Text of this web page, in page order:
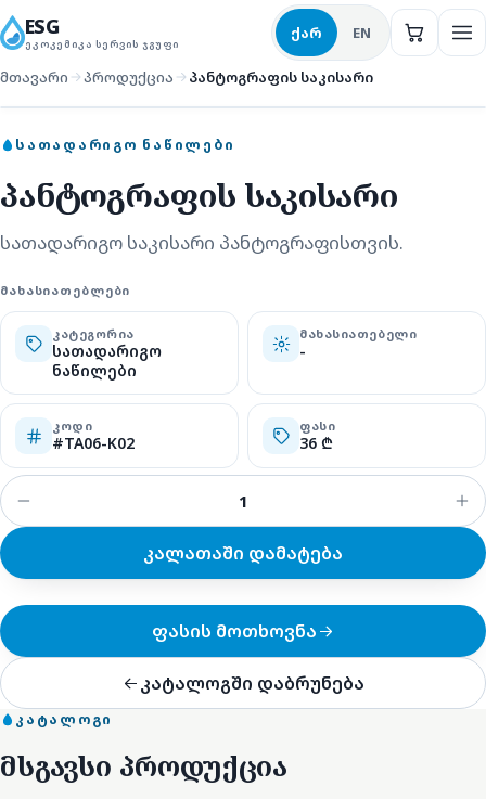
ESG
ᲔᲙᲝᲙᲔᲛᲘᲙᲐ ᲡᲔᲠᲕᲘᲡ ᲯᲒᲣᲤᲘ
ქარ EN
მთავარი პროდუქცია პანტოგრაფის საკისარი
ᲡᲐᲗᲐᲓᲐᲠᲘᲒᲝ ᲜᲐᲬᲘᲚᲔᲑᲘ
პანტოგრაფის საკისარი
სათადარიგო საკისარი პანტოგრაფისთვის.
ᲛᲐᲮᲐᲡᲘᲐᲗᲔᲑᲚᲔᲑᲘ
ᲙᲐᲢᲔᲒᲝᲠᲘᲐ
სათადარიგო
ნაწილები
ᲛᲐᲮᲐᲡᲘᲐᲗᲔᲑᲔᲚᲘ
-
ᲙᲝᲓᲘ
#TA06-K02
ᲤᲐᲡᲘ
36 ₾
კალათაში დამატება
ფასის მოთხოვნა
კატალოგში დაბრუნება
სათადარიგო ნაწილები
ᲙᲐᲢᲐᲚᲝᲒᲘ
მსგავსი პროდუქცია